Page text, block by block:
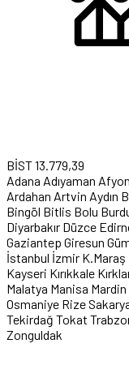
BİST13.779,39
Adana Adıyaman Afyon
Ardahan Artvin Aydın
Bingöl Bitlis Bolu
Diyarbakır Düzce
Gaziantep Giresun
İstanbul İzmir K.Maraş
Kayseri Kırıkkale
Malatya Manisa Mardin
Osmaniye Rize
Tekirdağ Tokat
Zonguldak